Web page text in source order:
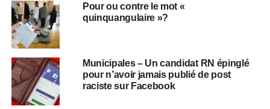
Pour ou contre le mot «
quinquangulaire »?
Municipales – Un candidat RN épinglé
pour n’avoir jamais publié de post
raciste sur Facebook